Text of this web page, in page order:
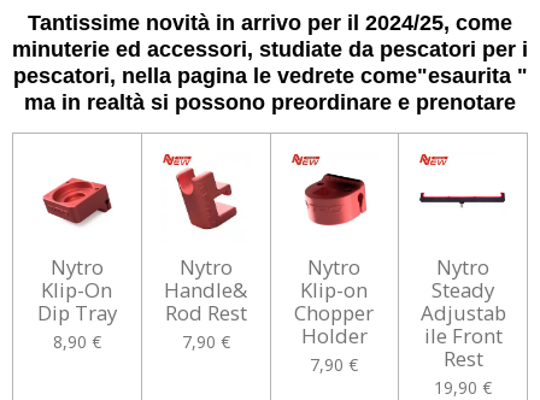
Tantissime novità in arrivo per il 2024/25, come
minuterie ed accessori, studiate da pescatori per i
pescatori, nella pagina le vedrete come"esaurita "
ma in realtà si possono preordinare e prenotare
Nytro
Klip-On
Dip Tray
8,90 €
Nytro
Handle&
Rod Rest
7,90 €
Nytro
Klip-on
Chopper
Holder
7,90 €
Nytro
Steady
Adjustab
ile Front
Rest
19,90 €